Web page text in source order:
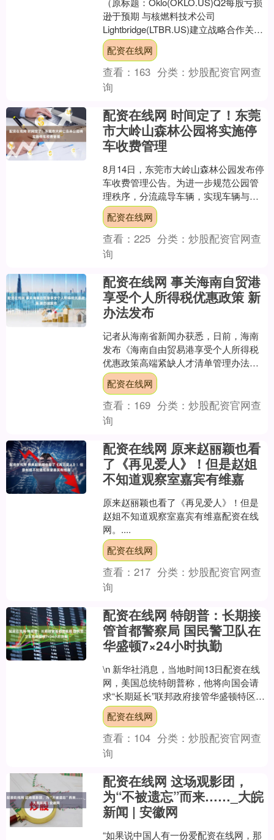
逊于预期 与核燃料技术公司
Lightbridge(LTBR.US)建立战略合作关
系）配资在线网 智通财经APP获....
配资在线网
查看： 163 分类：炒股配资官网查
询
配资在线网 时间定了！东莞
市大岭山森林公园将实施停
车收费管理
8月14日，东莞市大岭山森林公园发布停
车收费管理公告。为进一步规范公园管
理秩序，分流疏导车辆，实现车辆与车
位匹配、避免拥堵，提升公共资源利用
效率配资在线网，营造....
配资在线网
查看：225 分类：炒股配资官网查
询
配资在线网 事关海南自贸港
享受个人所得税优惠政策 新
办法发布
记者从海南省新闻办获悉，日前，海南
发布《海南自由贸易港享受个人所得税
优惠政策高端紧缺人才清单管理办法》
（以下简称新办法）配资在线网，对
2022年发布的旧办法进行....
配资在线网
查看： 169 分类：炒股配资官网查
询
配资在线网 原来赵丽颖也看
了《再见爱人》！但是赵姐
不知道观察室嘉宾有维嘉
原来赵丽颖也看了《再见爱人》！但是
赵姐不知道观察室嘉宾有维嘉配资在线
网。....
配资在线网
查看：217 分类：炒股配资官网查
询
配资在线网 特朗普：长期接
管首都警察局 国民警卫队在
华盛顿7×24小时执勤
\n 新华社消息，当地时间13日配资在线
网，美国总统特朗普称，他将向国会请
求“长期延长”联邦政府接管华盛顿特区首
都警察局的期限，因为当前法律规定的
30天时间不足....
配资在线网
查看： 104 分类：炒股配资官网查
询
配资在线网 这场观影团，
为“不被遗忘”而来……_大皖
新闻 | 安徽网
“如果说中国人有一份爱配资在线网，那